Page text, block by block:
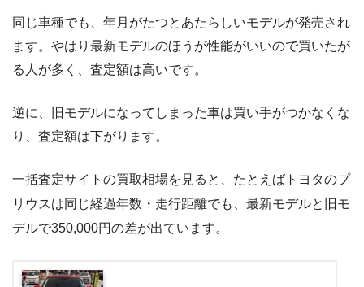
同じ車種でも、年月がたつとあたらしいモデルが発売され
ます。やはり最新モデルのほうが性能がいいので買いたが
る人が多く、査定額は高いです。
逆に、旧モデルになってしまった車は買い手がつかなくな
り、査定額は下がります。
一括査定サイトの買取相場を見ると、たとえばトヨタのプ
リウスは同じ経過年数・走行距離でも、最新モデルと旧モ
デルで350,000円の差が出ています。